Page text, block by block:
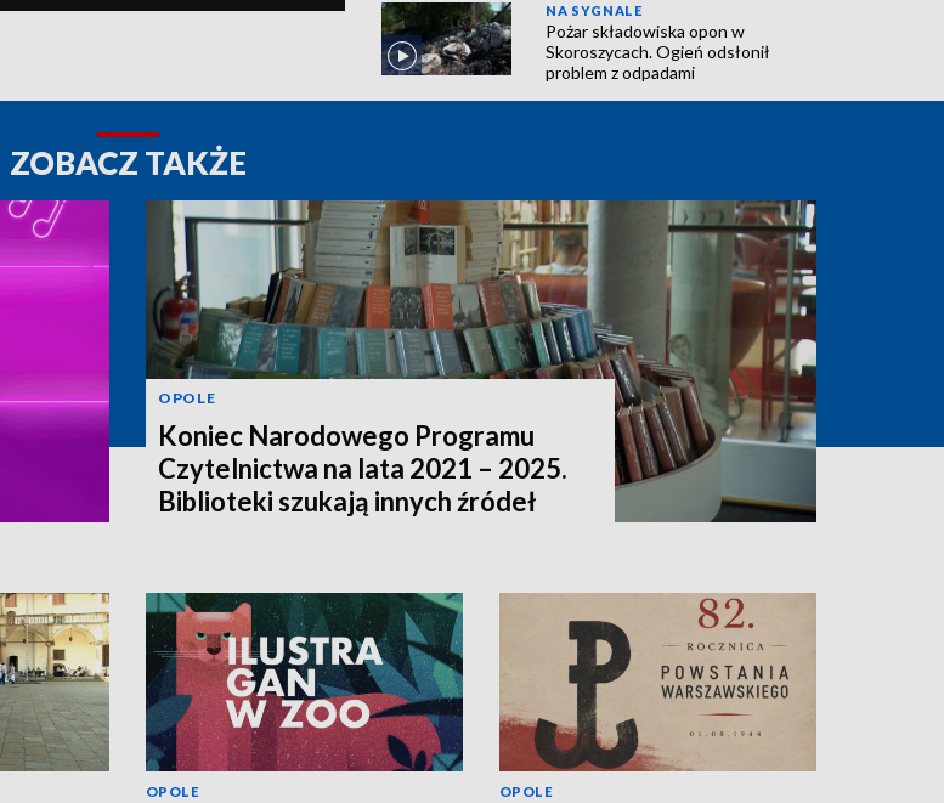
NA SYGNALE
Pożar składowiska opon w
Skoroszycach. Ogień odsłonił
problem z odpadami
ZOBACZ TAKŻE
OPOLE
Koniec Narodowego Programu
Czytelnictwa na lata 2021 – 2025.
Biblioteki szukają innych źródeł
OPOLE OPOLE